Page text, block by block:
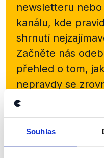
Souhlas
newsletteru nebo
kanálu, kde
shrnutí
Začněte nás
přehled o tom,
nepravdy se